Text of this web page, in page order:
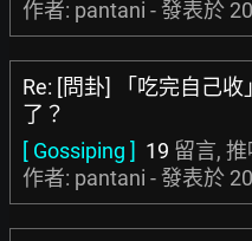
作者: pantani - 發表於
Re: [問卦] 「吃完自己
了？
[ Gossiping ] 19 留言,
作者: pantani - 發表於